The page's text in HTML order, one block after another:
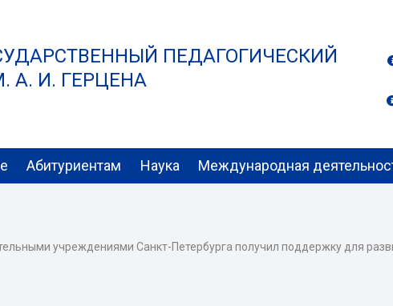
ПЕДАГОГИЧЕСКИЙ
А. И. ГЕРЦЕНА
Абитуриентам Наука Международная
учреждениями Санкт-Петербурга получил поддержку для